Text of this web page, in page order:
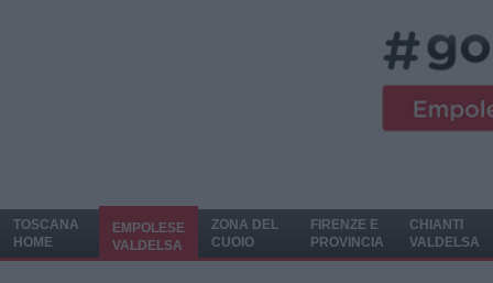
TOSCANA
HOME
EMPOLESE
VALDELSA
ZONA DEL
CUOIO
FIRENZE E
PROVINCIA
CHIANTI
VALDELSA